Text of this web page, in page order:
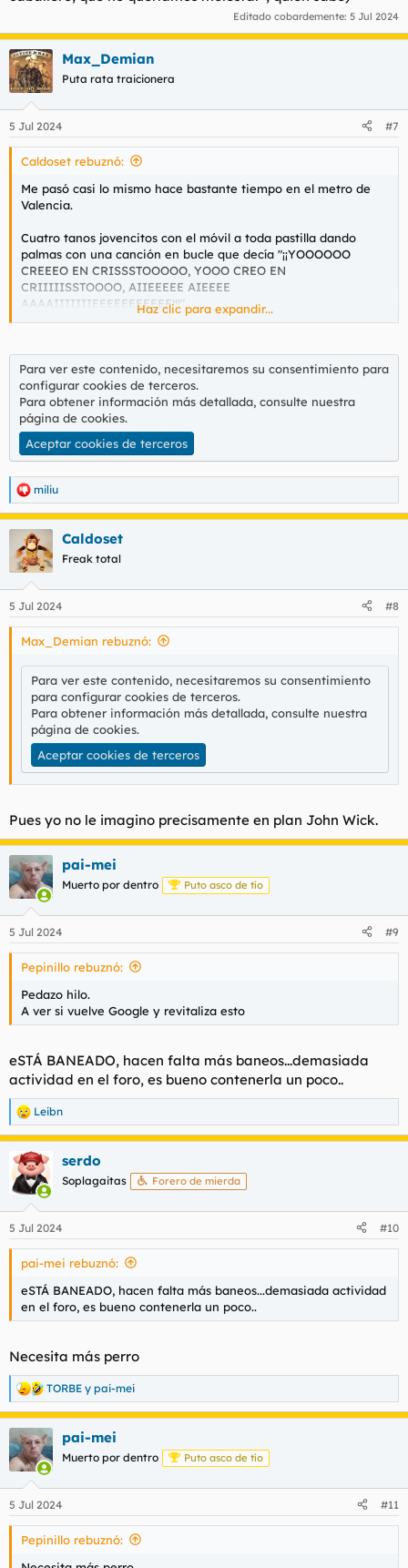
Editado cobardemente: 5 Jul 2024
Max_Demian
Puta rata traicionera
5 Jul 2024 #7
Caldoset rebuznó:
Me pasó casi lo mismo hace bastante tiempo en el metro de
Valencia.
Cuatro tanos jovencitos con el móvil a toda pastilla dando
palmas con una canción en bucle que decía "¡¡YOOOOOO
CREEEO EN CRISSSTOOOOO, YOOO CREO EN
CRIIIIISSTOOOO, AIIEEEEE AIEEEE
AAAAIIIIIIIEEEEEEEEEEE!!!"
migraña.
¿Qué hice?
Irme cinco vagones más para allá... Y es que hay días en que
uno tiene la función de héroe en off.
(Que igual si les hubiera pedido por favor que lo bajarán que
me dolía el tarro lo habrían hecho con un "disculpe caballero,
que no queríamos molestar", quién sabe)
Haz clic para expandir...
Para ver este contenido, necesitaremos su consentimiento para
configurar cookies de terceros.
Para obtener información más detallada, consulte nuestra
página de cookies.
Aceptar cookies de terceros
R
e
a
c
i
e
s
miliu
Caldoset
Freak total
5 Jul 2024 #8
Max_Demian rebuznó:
Para ver este contenido, necesitaremos su consentimiento
para configurar cookies de terceros.
Para obtener información más detallada, consulte nuestra
página de cookies.
Aceptar cookies de terceros
Pues yo no le imagino precisamente en plan John Wick.
pai-mei
Muerto por dentro Puto asco de tío
5 Jul 2024 #9
Pepinillo rebuznó:
Pedazo hilo.
A ver si vuelve Google y revitaliza esto
eSTÁ BANEADO, hacen falta más baneos...demasiada
actividad en el foro, es bueno contenerla un poco..
R
e
a
c
c
i
e
s
Leibn
serdo
Soplagaitas Forero de mierda
5 Jul 2024 #10
pai-mei rebuznó:
eSTÁ BANEADO, hacen falta más baneos...demasiada actividad
en el foro, es bueno contenerla un poco..
Necesita más perro
R
e
a
c
c
i
e
s
TORBE y pai-mei
pai-mei
Muerto por dentro Puto asco de tío
5 Jul 2024 #11
Pepinillo rebuznó: